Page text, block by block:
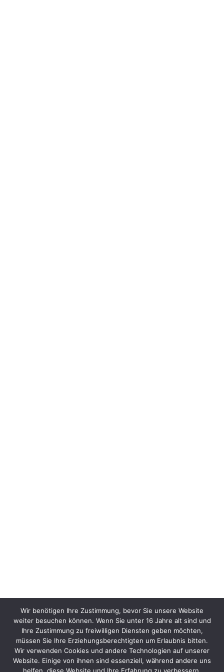
Wir benötigen Ihre Zustimmung, bevor Sie unsere Website
weiter besuchen können. Wenn Sie unter 16 Jahre alt sind und
Ihre Zustimmung zu freiwilligen Diensten geben möchten,
müssen Sie Ihre Erziehungsberechtigten um Erlaubnis bitten.
Wir verwenden Cookies und andere Technologien auf unserer
Website. Einige von ihnen sind essenziell, während andere uns